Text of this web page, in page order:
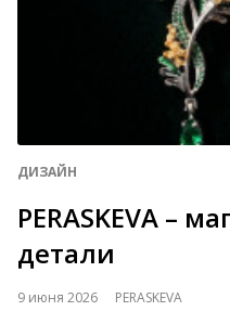
ДИЗАЙН
PERASKEVA –
детали
9 июня 2026 PERASKEVA